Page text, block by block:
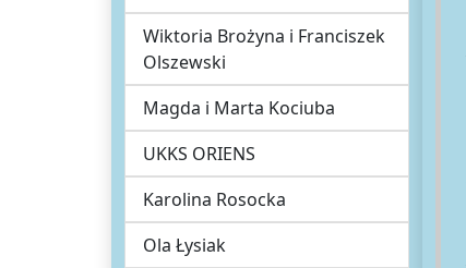
Wiktoria Brożyna i Franciszek
Olszewski
Magda i Marta Kociuba
UKKS ORIENS
Karolina Rosocka
Ola Łysiak